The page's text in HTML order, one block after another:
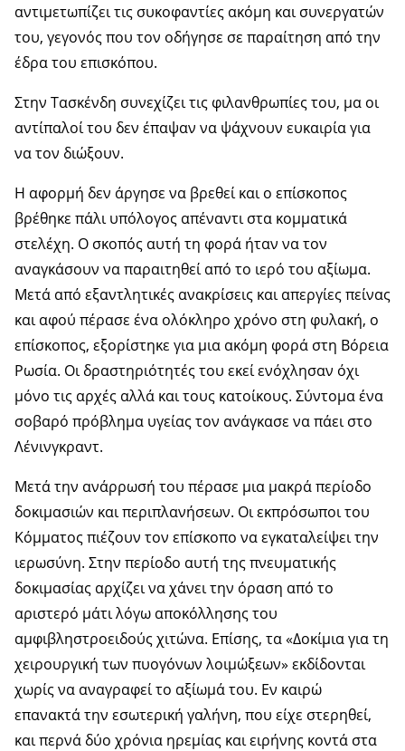
αντιμετωπίζει τις συκοφαντίες ακόμη και συνεργατών
του, γεγονός που τον οδήγησε σε παραίτηση από την
έδρα του επισκόπου.
Στην Τασκένδη συνεχίζει τις φιλανθρωπίες του, μα οι
αντίπαλοί του δεν έπαψαν να ψάχνουν ευκαιρία για
να τον διώξουν.
Η αφορμή δεν άργησε να βρεθεί και ο επίσκοπος
βρέθηκε πάλι υπόλογος απέναντι στα κομματικά
στελέχη. Ο σκοπός αυτή τη φορά ήταν να τον
αναγκάσουν να παραιτηθεί από το ιερό του αξίωμα.
Μετά από εξαντλητικές ανακρίσεις και απεργίες πείνας
και αφού πέρασε ένα ολόκληρο χρόνο στη φυλακή, ο
επίσκοπος, εξορίστηκε για μια ακόμη φορά στη Βόρεια
Ρωσία. Οι δραστηριότητές του εκεί ενόχλησαν όχι
μόνο τις αρχές αλλά και τους κατοίκους. Σύντομα ένα
σοβαρό πρόβλημα υγείας τον ανάγκασε να πάει στο
Λένινγκραντ.
Μετά την ανάρρωσή του πέρασε μια μακρά περίοδο
δοκιμασιών και περιπλανήσεων. Οι εκπρόσωποι του
Κόμματος πιέζουν τον επίσκοπο να εγκαταλείψει την
ιερωσύνη. Στην περίοδο αυτή της πνευματικής
δοκιμασίας αρχίζει να χάνει την όραση από το
αριστερό μάτι λόγω αποκόλλησης του
αμφιβληστροειδούς χιτώνα. Επίσης, τα «Δοκίμια για τη
χειρουργική των πυογόνων λοιμώξεων» εκδίδονται
χωρίς να αναγραφεί το αξίωμά του. Εν καιρώ
επανακτά την εσωτερική γαλήνη, που είχε στερηθεί,
και περνά δύο χρόνια ηρεμίας και ειρήνης κοντά στα